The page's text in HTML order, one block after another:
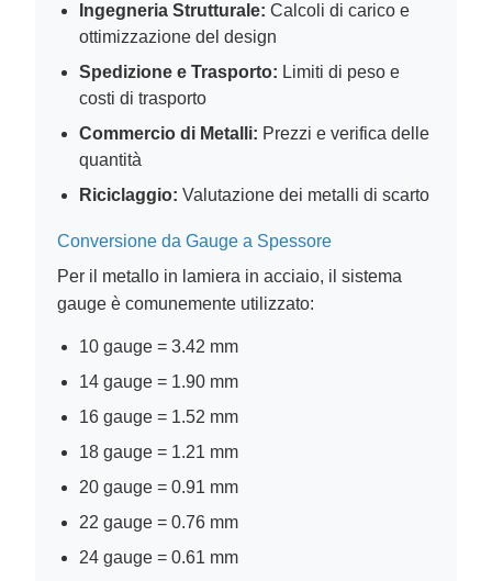
Ingegneria Strutturale: Calcoli di carico e
ottimizzazione del design
Spedizione e Trasporto: Limiti di peso e
costi di trasporto
Commercio di Metalli: Prezzi e verifica delle
quantità
Riciclaggio: Valutazione dei metalli di scarto
Conversione da Gauge a Spessore
Per il metallo in lamiera in acciaio, il sistema
gauge è comunemente utilizzato:
10 gauge = 3.42 mm
14 gauge = 1.90 mm
16 gauge = 1.52 mm
18 gauge = 1.21 mm
20 gauge = 0.91 mm
22 gauge = 0.76 mm
24 gauge = 0.61 mm